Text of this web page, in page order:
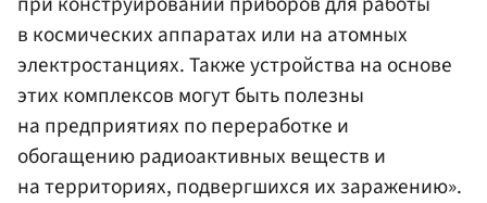
в космических аппаратах или на атомных
электростанциях. Также устройства на основе
этих комплексов могут быть полезны
на предприятиях по переработке и
обогащению радиоактивных веществ и
на территориях, подвергшихся их заражению».